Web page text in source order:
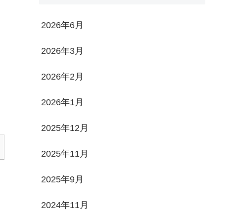
2026年6月
2026年3月
2026年2月
2026年1月
2025年12月
2025年11月
2025年9月
2024年11月